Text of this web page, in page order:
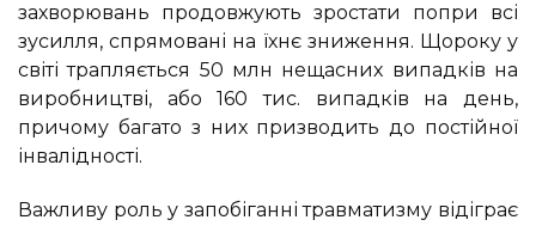
захворювань продовжують зростати попри всі
зусилля, спрямовані на їхнє зниження. Щороку у
світі трапляється 50 млн нещасних випадків на
виробництві, або 160 тис. випадків на день,
причому багато з них призводить до постійної
інвалідності.
Важливу роль у запобіганні травматизму відіграє